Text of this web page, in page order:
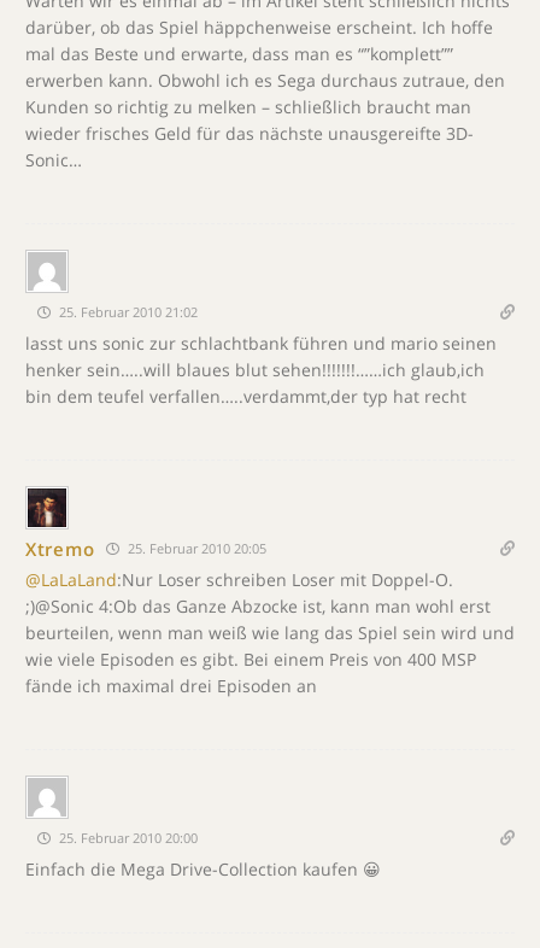
darüber, ob das Spiel häppchenweise erscheint. Ich hoffe
mal das Beste und erwarte, dass man es “”komplett””
erwerben kann. Obwohl ich es Sega durchaus zutraue, den
Kunden so richtig zu melken – schließlich braucht man
wieder frisches Geld für das nächste unausgereifte 3D-
Sonic…
25. Februar 2010 21:02
lasst uns sonic zur schlachtbank führen und mario seinen
henker sein…..will blaues blut sehen!!!!!!!……ich glaub,ich
bin dem teufel verfallen…..verdammt,der typ hat recht
Xtremo 25. Februar 2010 20:05
@LaLaLand:Nur Loser schreiben Loser mit Doppel-O.
;)@Sonic 4:Ob das Ganze Abzocke ist, kann man wohl erst
beurteilen, wenn man weiß wie lang das Spiel sein wird und
wie viele Episoden es gibt. Bei einem Preis von 400 MSP
fände ich maximal drei Episoden an
25. Februar 2010 20:00
Einfach die Mega Drive-Collection kaufen 😀